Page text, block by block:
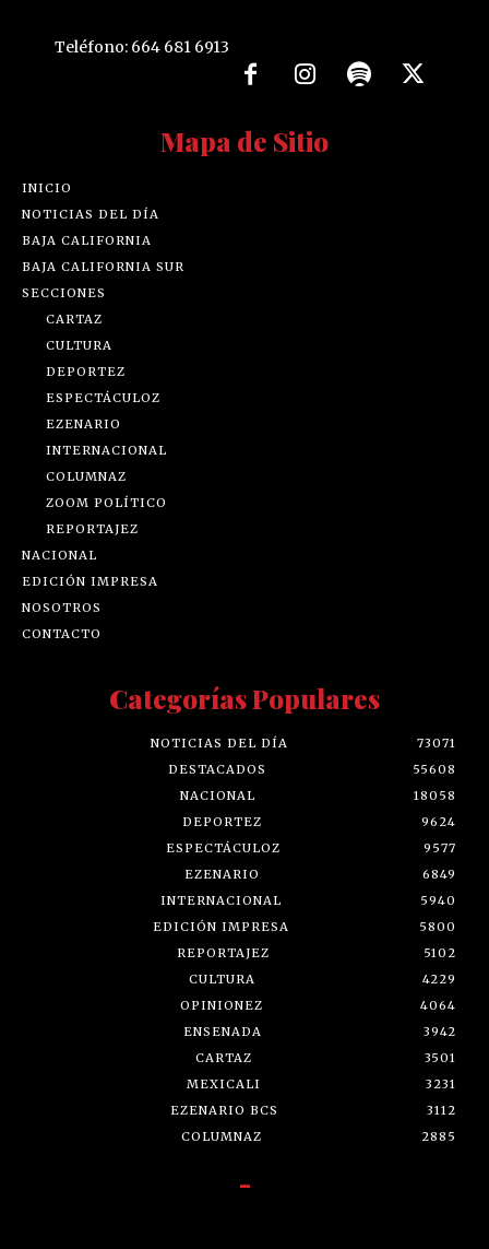
Teléfono: 664 681 6913
Mapa de Sitio
INICIO
NOTICIAS DEL DÍA
BAJA CALIFORNIA
BAJA CALIFORNIA SUR
SECCIONES
CARTAZ
CULTURA
DEPORTEZ
ESPECTÁCULOZ
EZENARIO
INTERNACIONAL
COLUMNAZ
ZOOM POLÍTICO
REPORTAJEZ
NACIONAL
EDICIÓN IMPRESA
NOSOTROS
CONTACTO
Categorías Populares
NOTICIAS DEL DÍA
73071
DESTACADOS
55608
NACIONAL
18058
DEPORTEZ
9624
ESPECTÁCULOZ
9577
EZENARIO
6849
INTERNACIONAL
5940
EDICIÓN IMPRESA
5800
REPORTAJEZ
5102
CULTURA
4229
OPINIONEZ
4064
ENSENADA
3942
CARTAZ
3501
MEXICALI
3231
EZENARIO BCS
3112
COLUMNAZ
2885
-